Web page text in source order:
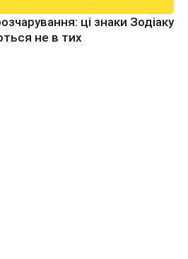
ці знаки Зодіаку
не в тих